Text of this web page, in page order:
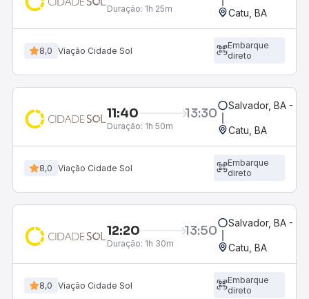
Duração: 1h 25m Catu, BA
8,0 Viação Cidade Sol
Embarque
direto
11:40 13:30
Duração: 1h 50m
Salvador, BA -
Catu, BA
8,0 Viação Cidade Sol
Embarque
direto
12:20 13:50
Duração: 1h 30m
Salvador, BA -
Catu, BA
8,0 Viação Cidade Sol
Embarque
direto